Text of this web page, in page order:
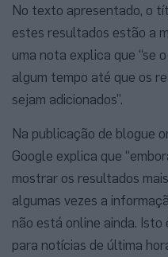
No texto apresentado, o
estes resultados estão a
uma nota explica que “se
algum tempo até que os
sejam adicionados”.
Na publicação de blogue
Google explica que
mostrar os resultados
algumas vezes a
não está online ainda.
para notícias de última